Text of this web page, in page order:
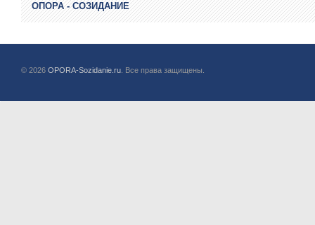
ОПОРА - СОЗИДАНИЕ
© 2026 OPORA-Sozidanie.ru . Все права защищены.